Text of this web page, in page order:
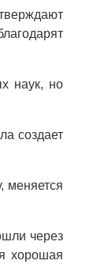
наук, но
создает
меняется
через
хорошая